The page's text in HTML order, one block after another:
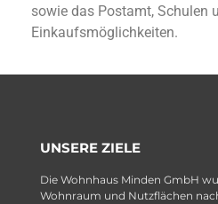
sowie das Postamt, Schulen
Einkaufsmöglichkeiten.
UNSERE ZIELE
Die Wohnhaus Minden GmbH
Wohnraum und Nutzflächen